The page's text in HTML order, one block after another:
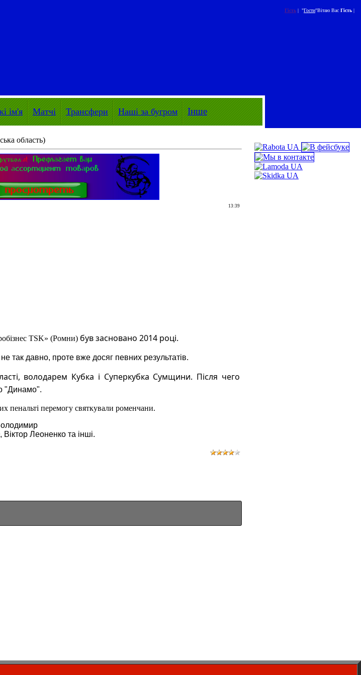
Гість | "Гости"Вітаю Вас Гість |
ім'я Матчі Трансфери Наші за бугром Інше
область)
13:39
TSK» (Ромни) був засновано 2014 році.
так давно, проте вже досяг певних результатів.
володарем Кубка і Суперкубка Сумщини. Після чего
"Динамо".
пенальті перемогу святкували роменчани.
Леоненко та інші.